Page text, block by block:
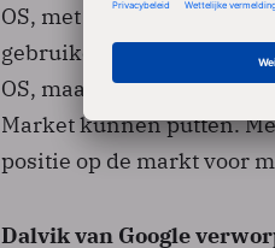
OS, met een kernel van
gebruikers van de tablet
OS, maar ook uit het
Market kunnen putten.
positie op de markt voor
Dalvik van Google